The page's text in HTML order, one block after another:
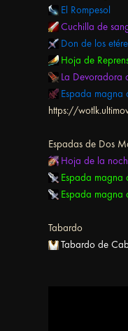
El Rompesol
Cuchilla de
Don de los
Hoja de
La Devoradora
Espada magna
https://
Espadas de Dos
Hoja de la
Espada magna
Espada magna
Tabardo
Tabardo de